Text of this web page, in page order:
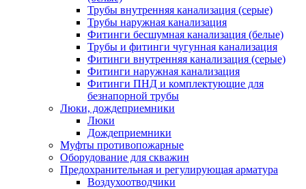
Трубы внутренняя канализация (серые)
Трубы наружная канализация
Фитинги бесшумная канализация (белые)
Трубы и фитинги чугунная канализация
Фитинги внутренняя канализация (серые)
Фитинги наружная канализация
Фитинги ПНД и комплектующие для
безнапорной трубы
Люки, дождеприемники
Люки
Дождеприемники
Муфты противопожарные
Оборудование для скважин
Предохранительная и регулирующая арматура
Воздухоотводчики